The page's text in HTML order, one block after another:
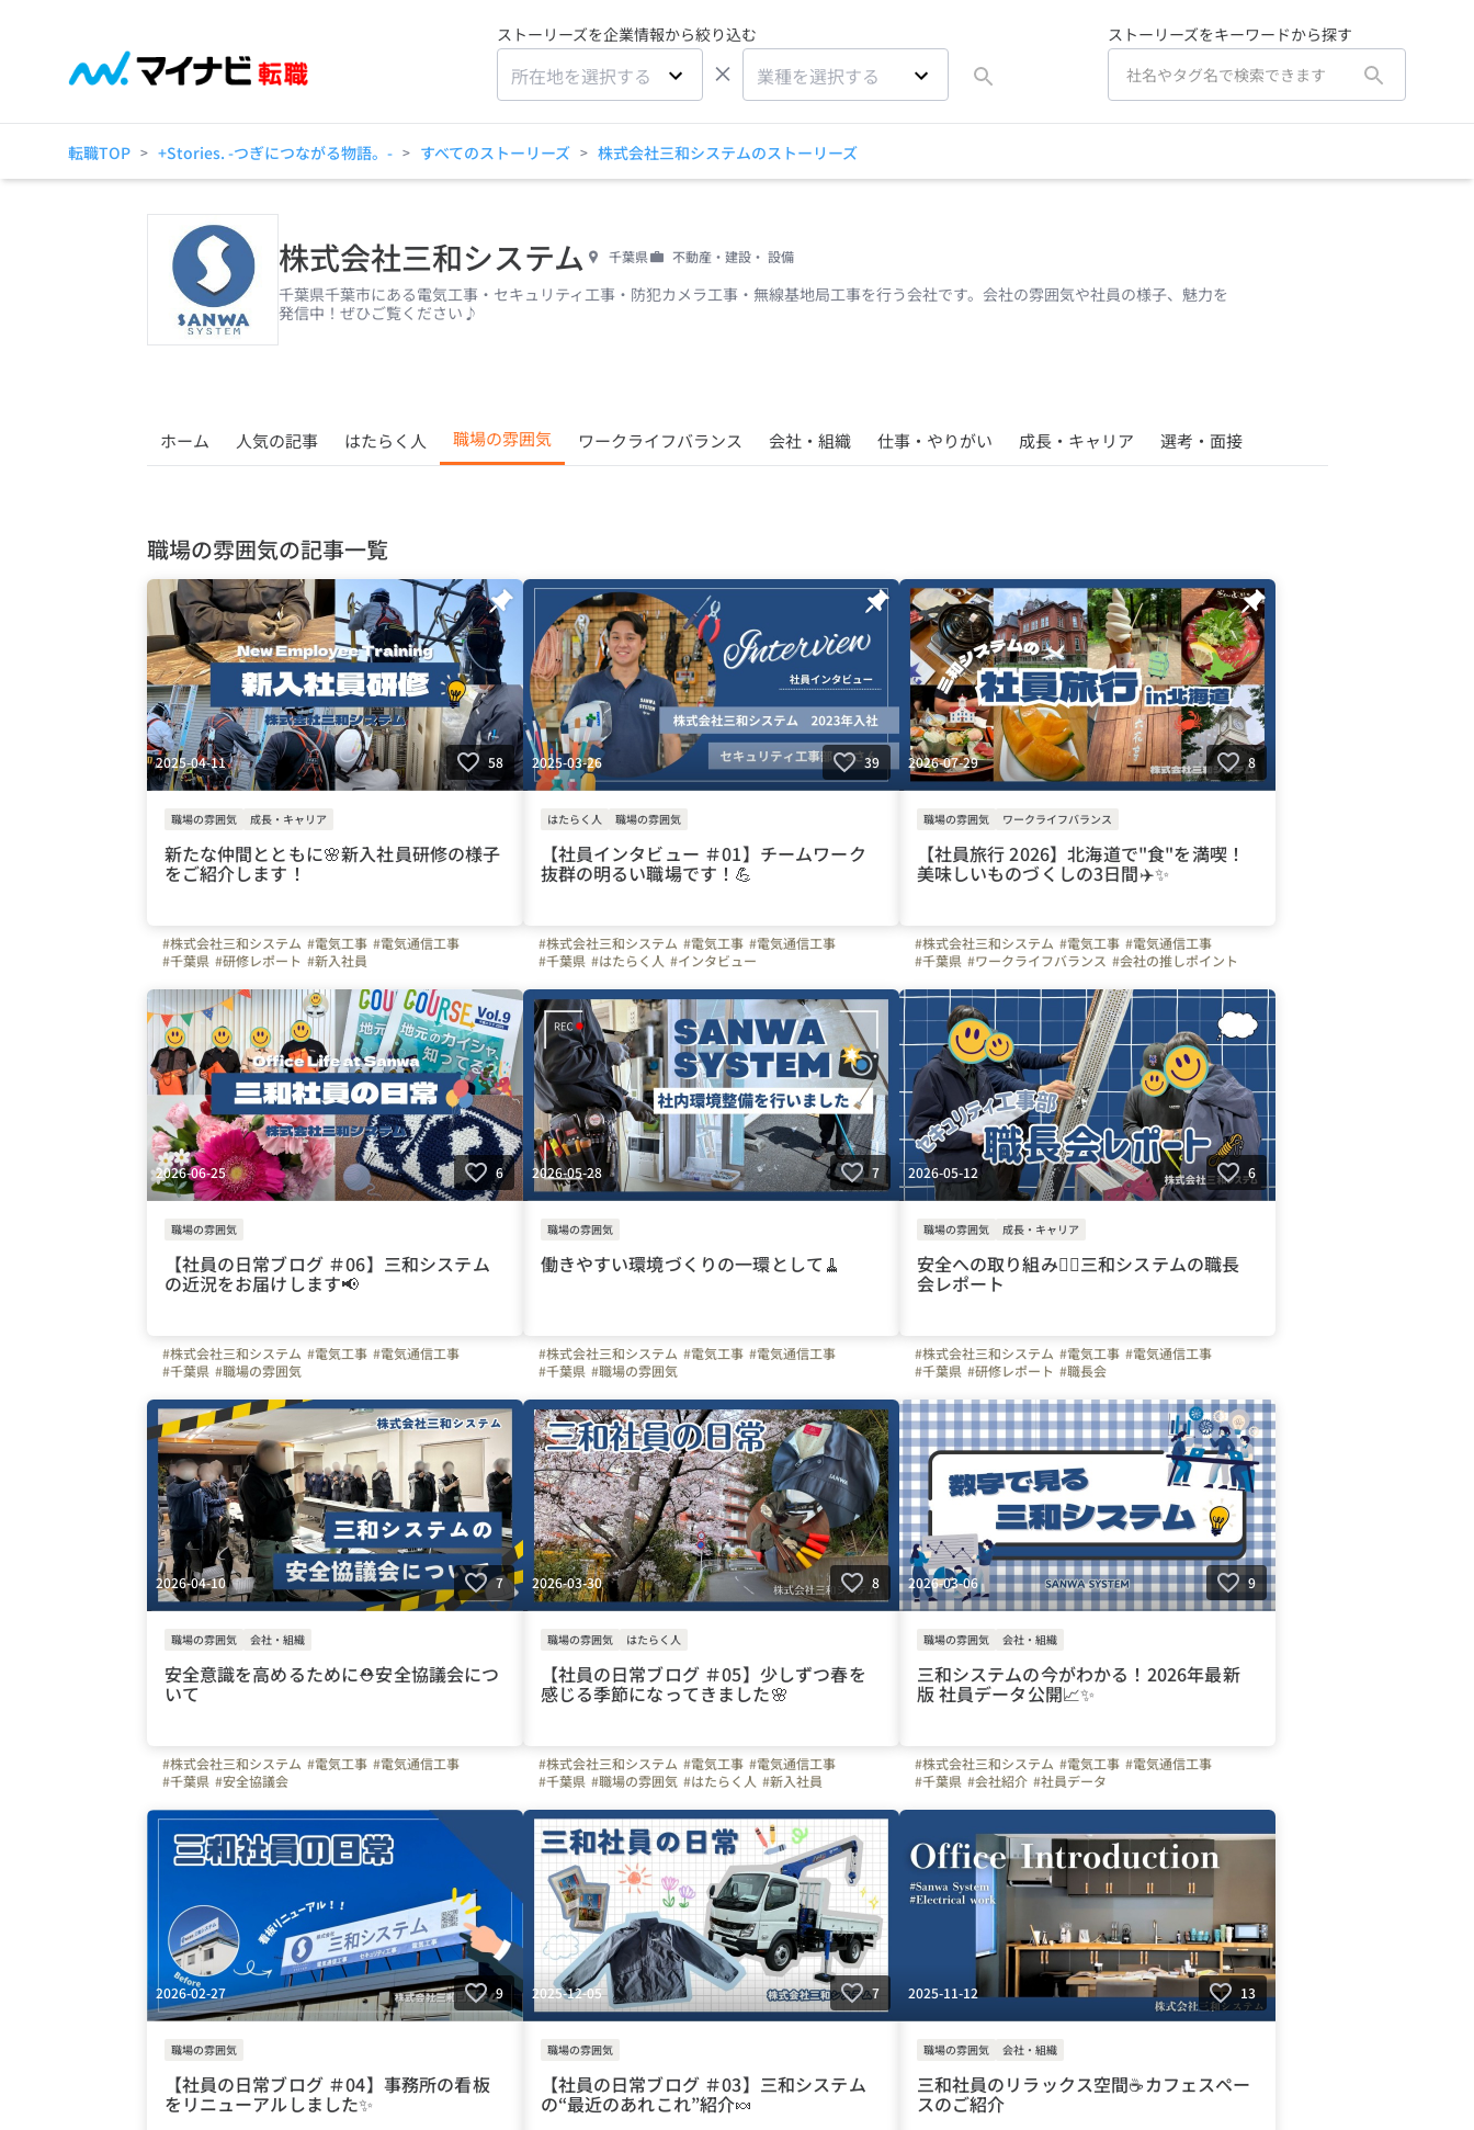
ストーリーズを企業情報から絞り込む
所在地を選択する × 業種を選択する
ストーリーズをキーワードから探す
転職TOP > +Stories. -つぎにつながる物語。- > すべてのストーリーズ > 株式会社三和システムのストーリーズ
株式会社三和システム 千葉県 不動産・建設・ 設備
千葉県千葉市にある電気工事・セキュリティ工事・防犯カメラ工事・無線基地局工事を行う会社です。会社の雰囲気や社員の様子、魅力を
発信中！ぜひご覧ください♪
ホーム 人気の記事 はたらく人 職場の雰囲気 ワークライフバランス 会社・組織 仕事・やりがい 成長・キャリア 選考・面接
職場の雰囲気の記事一覧
2025-04-11 58
職場の雰囲気 成長・キャリア
新たな仲間とともに🌸新入社員研修の様子
をご紹介します！
#株式会社三和システム #電気工事 #電気通信工事
#千葉県 #研修レポート #新入社員
2025-03-26 39
はたらく人 職場の雰囲気
【社員インタビュー ＃01】チームワーク
抜群の明るい職場です！💪
#株式会社三和システム #電気工事 #電気通信工事
#千葉県 #はたらく人 #インタビュー
2026-07-29 8
職場の雰囲気 ワークライフバランス
【社員旅行 2026】北海道で"食"を満喫！
美味しいものづくしの3日間✈️✨
#株式会社三和システム #電気工事 #電気通信工事
#千葉県 #ワークライフバランス #会社の推しポイント
2026-06-25 6
職場の雰囲気
【社員の日常ブログ ＃06】三和システム
の近況をお届けします📢
#株式会社三和システム #電気工事 #電気通信工事
#千葉県 #職場の雰囲気
2026-05-28 7
職場の雰囲気
働きやすい環境づくりの一環として🧹
#株式会社三和システム #電気工事 #電気通信工事
#千葉県 #職場の雰囲気
2026-05-12 6
職場の雰囲気 成長・キャリア
安全への取り組み👷‍♂️三和システムの職長
会レポート
#株式会社三和システム #電気工事 #電気通信工事
#千葉県 #研修レポート #職長会
2026-04-10 7
職場の雰囲気 会社・組織
安全意識を高めるために⛑️安全協議会につ
いて
#株式会社三和システム #電気工事 #電気通信工事
#千葉県 #安全協議会
2026-03-30 8
職場の雰囲気 はたらく人
【社員の日常ブログ ＃05】少しずつ春を
感じる季節になってきました🌸
#株式会社三和システム #電気工事 #電気通信工事
#千葉県 #職場の雰囲気 #はたらく人 #新入社員
2026-03-06 9
職場の雰囲気 会社・組織
三和システムの今がわかる！2026年最新
版 社員データ公開📈✨
#株式会社三和システム #電気工事 #電気通信工事
#千葉県 #会社紹介 #社員データ
2026-02-27 9
職場の雰囲気
【社員の日常ブログ ＃04】事務所の看板
をリニューアルしました✨
2025-12-05 7
職場の雰囲気
【社員の日常ブログ ＃03】三和システム
の“最近のあれこれ”紹介🍬
2025-11-12 13
職場の雰囲気 会社・組織
三和社員のリラックス空間☕カフェスペー
スのご紹介